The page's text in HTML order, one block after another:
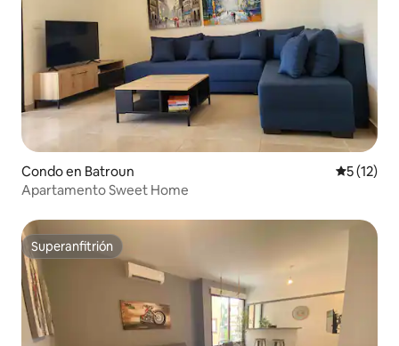
Condo en Batroun
5 (12)
Apartamento Sweet Home
Superanfitrión
Superanfitrión